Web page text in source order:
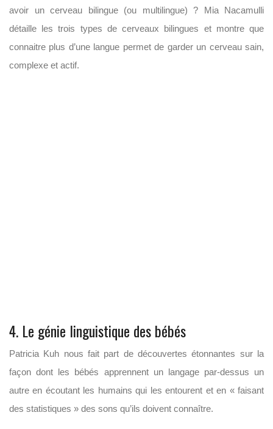
avoir un cerveau bilingue (ou multilingue) ? Mia Nacamulli
détaille les trois types de cerveaux bilingues et montre que
connaitre plus d’une langue permet de garder un cerveau sain,
complexe et actif.
4. Le génie linguistique des bébés
Patricia Kuh nous fait part de découvertes étonnantes sur la
façon dont les bébés apprennent un langage par-dessus un
autre en écoutant les humains qui les entourent et en « faisant
des statistiques » des sons qu’ils doivent connaître.